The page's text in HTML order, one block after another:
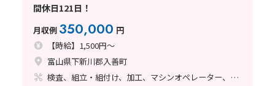
間休日121日！
月収例 350,000 円
【時給】1,500円～
富山県下新川郡入善町
検査、組立・組付け、加工、マシンオペレーター、フォークリフト